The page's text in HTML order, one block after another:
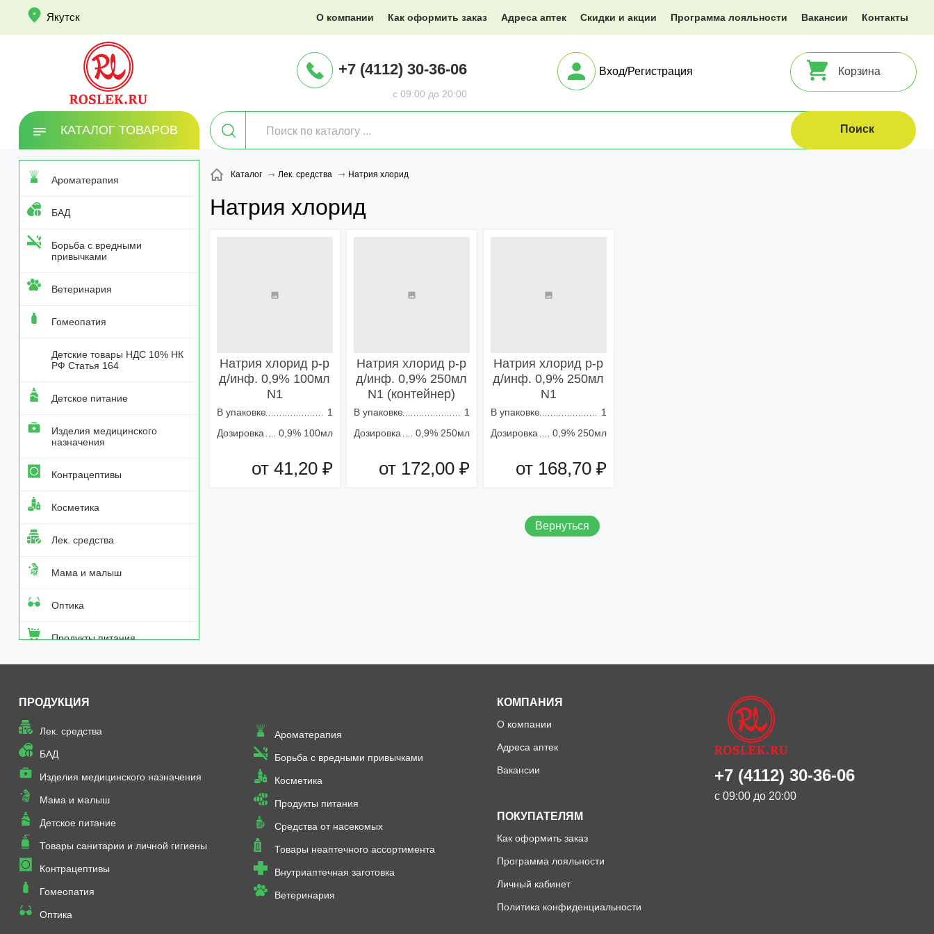
info@XXX.ru
О компании Как оформить заказ Адреса аптек Скидки и акции Программа лояльности Вакансии Контакты
с 09:00 до 20:00
+7 (4112) 30-36-06 Корзина
Вход/Регистрация
Якутск
КАТАЛОГ ТОВАРОВ
Ароматерапия
БАД
Борьба с вредными
привычками
Ветеринария
Гомеопатия
Детские товары НДС 10% НК
РФ Статья 164
Детское питание
Изделия медицинского
назначения
Контрацептивы
Косметика
Лек. средства
Мама и малыш
Оптика
Продукты питания
Товары неаптечного
гигиены
Каталог Лек. средства Натрия хлорид
Натрия хлорид
Натрия хлорид р-р
д/инф. 0,9% 100мл
N1
В упаковке
1
Дозировка
0,9% 100мл
от 41,20 ₽
Натрия хлорид р-р
д/инф. 0,9% 250мл
N1 (контейнер)
В упаковке
1
Дозировка
0,9% 250мл
от 172,00 ₽
Натрия хлорид р-р
д/инф. 0,9% 250мл
N1
В упаковке
1
Дозировка
0,9% 250мл
от 168,70 ₽
Вернуться
ПРОДУКЦИЯ
Лек. средства
БАД
Изделия медицинского назначения
Мама и малыш
Детское питание
Товары санитарии и личной гигиены
Контрацептивы
Гомеопатия
Оптика
Ароматерапия
Борьба с вредными привычками
Косметика
Продукты питания
Средства от насекомых
Товары неаптечного ассортимента
Внутриаптечная заготовка
Ветеринария
КОМПАНИЯ
О компании
Адреса аптек
Вакансии
ПОКУПАТЕЛЯМ
Как оформить заказ
Программа лояльности
Личный кабинет
Политика конфиденциальности
+7 (4112) 30-36-06
с 09:00 до 20:00